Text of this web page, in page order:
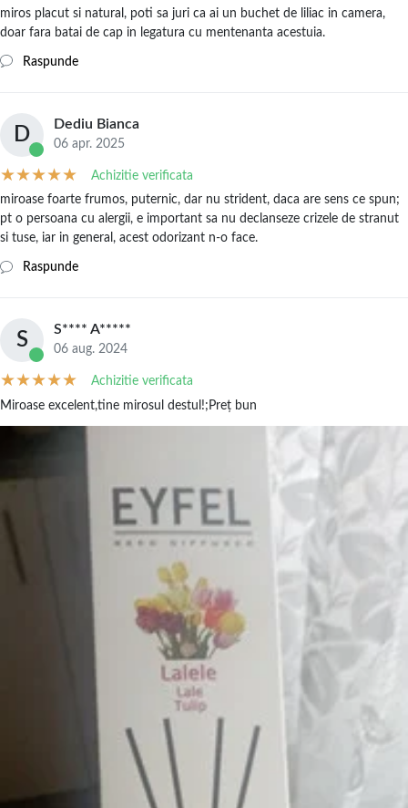
miros placut si natural, poti sa juri ca ai un buchet de liliac in camera,
doar fara batai de cap in legatura cu mentenanta acestuia.
Raspunde
D Dediu Bianca
06 apr. 2025
Achizitie verificata
miroase foarte frumos, puternic, dar nu strident, daca are sens ce spun;
pt o persoana cu alergii, e important sa nu declanseze crizele de stranut
si tuse, iar in general, acest odorizant n-o face.
Raspunde
S S**** A*****
06 aug. 2024
Achizitie verificata
Miroase excelent,tine mirosul destul!;Preț bun